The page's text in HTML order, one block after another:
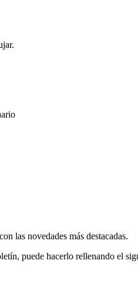
las novedades más destacadas.
puede hacerlo rellenando el